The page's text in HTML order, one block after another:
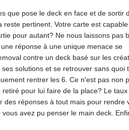
que pose le deck en face et de sortir
pertinent. Votre carte est
pour autant? Ne nous laissons pas
réponse à une unique menace se
contre un deck basé sur les
solutions et se retrouver sans quoi
rentrer les 6. Ce n'est pas non
pour lui faire de la place? Le taux
des réponses à tout mais pour rendre
avez pu penser le main deck.